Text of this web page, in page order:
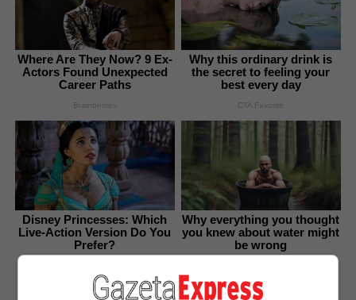
Where Are They Now? 9 Ex-
Actors Found Unexpected
Career Paths
Brainberries
Why this ordinary drink is
the secret to feeling your
best every day
CTA Favorite
Disney Princesses: Which
Live-Action Version Do You
Prefer?
Why everything you thought
you knew about water might
be wrong